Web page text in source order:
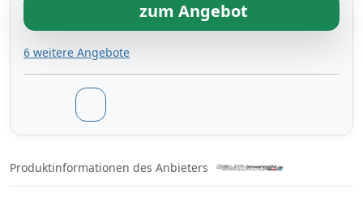
zum Angebot
6 weitere Angebote
Produktinformationen des Anbieters